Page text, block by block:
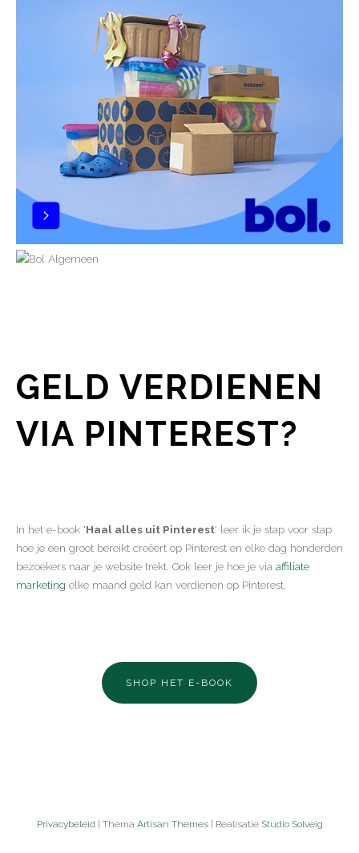
GELD VERDIENEN
VIA PINTEREST?
In het e-book 'Haal alles uit Pinterest' leer ik je stap voor stap
hoe je een groot bereikt creëert op Pinterest en elke dag honderden
bezoekers naar je website trekt. Ook leer je hoe je via affiliate
marketing elke maand geld kan verdienen op Pinterest.
SHOP HET E-BOOK
Privacybeleid | Thema Artisan Themes| Realisatie Studio Solveig